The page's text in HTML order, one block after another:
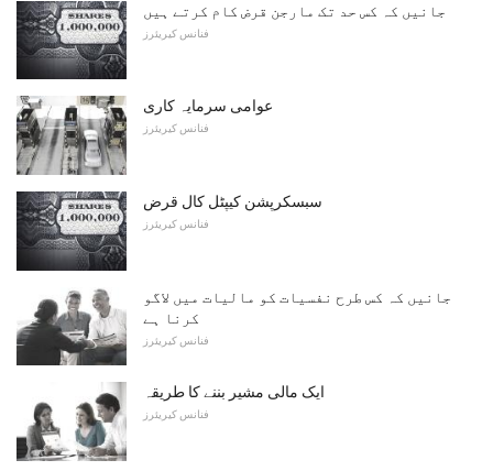
جانیں کہ کس حد تک مارجن قرض کام کرتے ہیں
فنانس کیریئرز
عوامی سرمایہ کاری
فنانس کیریئرز
سبسکرپشن کیپٹل کال قرض
فنانس کیریئرز
جانیں کہ کس طرح نفسیات کو مالیات میں لاگو
کرنا ہے
فنانس کیریئرز
ایک مالی مشیر بننے کا طریقہ
فنانس کیریئرز